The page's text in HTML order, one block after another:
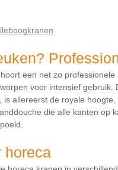
een net zo
voor intensief
is allereerst de royale
die alle kanten op
horeca